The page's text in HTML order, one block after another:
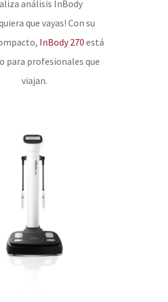
análisis InBody
que vayas! Con su
InBody 270 está
para profesionales que
viajan.